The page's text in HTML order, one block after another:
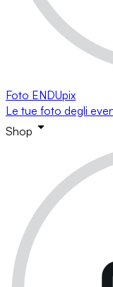
Foto ENDUpix
Le tue foto degli
Shop